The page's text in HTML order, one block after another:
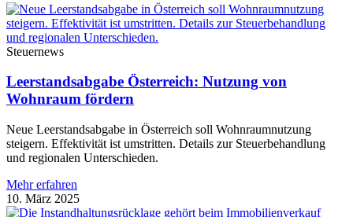
Steuernews
Leerstandsabgabe Österreich: Nutzung von
Wohnraum fördern
Neue Leerstandsabgabe in Österreich soll Wohnraumnutzung
steigern. Effektivität ist umstritten. Details zur Steuerbehandlung
und regionalen Unterschieden.
Mehr erfahren
10. März 2025